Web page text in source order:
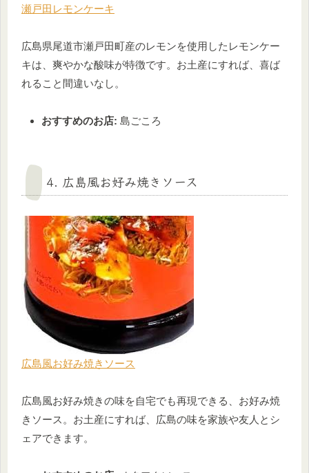
瀬戸田レモンケーキ
広島県尾道市瀬戸田町産のレモンを使用したレモンケー
キは、爽やかな酸味が特徴です。お土産にすれば、喜ば
れること間違いなし。
おすすめのお店: 島ごころ
4. 広島風お好み焼きソース
広島風お好み焼きソース
広島風お好み焼きの味を自宅でも再現できる、お好み焼
きソース。お土産にすれば、広島の味を家族や友人とシ
ェアできます。